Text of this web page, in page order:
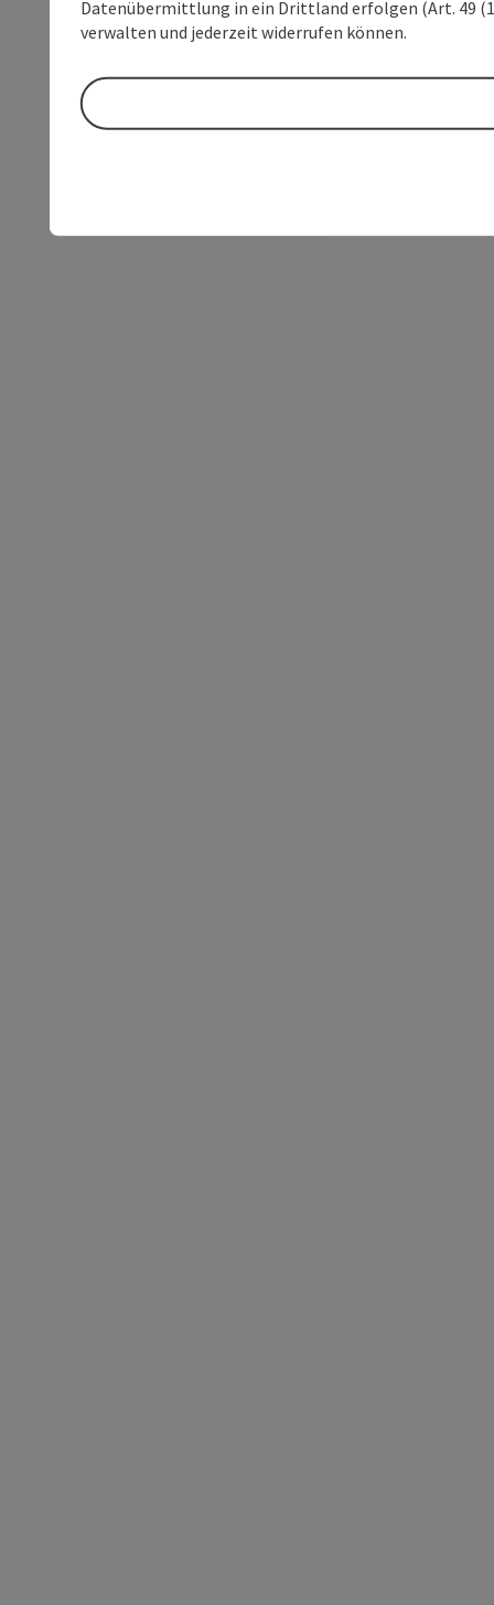
Datenübermittlung in ein Drittland erfolgen (Art. 49
verwalten und jederzeit widerrufen können.